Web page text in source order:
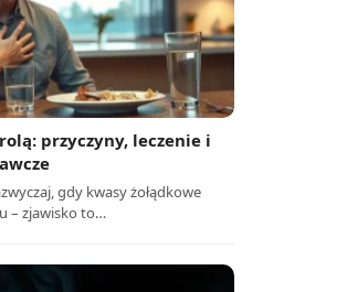
przyczyny, leczenie i
gdy kwasy żołądkowe
– zjawisko to…